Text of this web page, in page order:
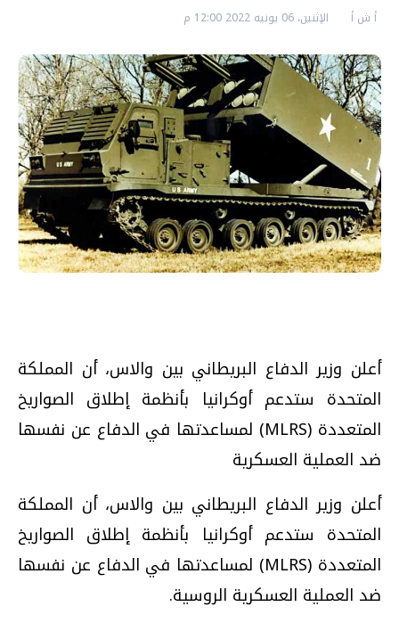
أ ش أ الإثنين، 06 يونيه 2022 12:00 م
أعلن وزير الدفاع البريطاني بين والاس، أن المملكة
المتحدة ستدعم أوكرانيا بأنظمة إطلاق الصواريخ
المتعددة (MLRS) لمساعدتها في الدفاع عن نفسها
ضد العملية العسكرية
أعلن وزير الدفاع البريطاني بين والاس، أن المملكة
المتحدة ستدعم أوكرانيا بأنظمة إطلاق الصواريخ
المتعددة (MLRS) لمساعدتها في الدفاع عن نفسها
ضد العملية العسكرية الروسية.